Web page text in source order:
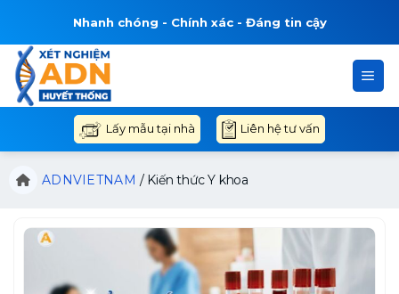
nội
dung
Nhanh chóng - Chính xác - Đáng tin cậy
Lấy mẫu tại nhà Liên hệ tư vấn
ADNVIETNAM / Kiến thức Y khoa